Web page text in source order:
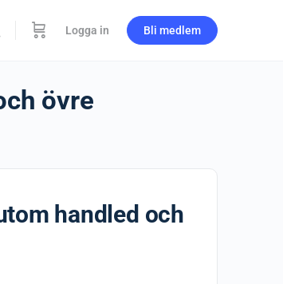
Logga in Bli medlem
övre
handled och